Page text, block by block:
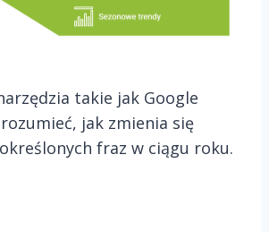
takie jak Google
jak zmienia się
fraz w ciągu roku.